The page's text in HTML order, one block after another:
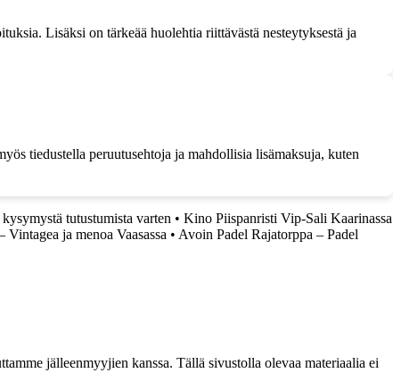
Lisäksi on tärkeää huolehtia riittävästä nesteytyksestä ja
tiedustella peruutusehtoja ja mahdollisia lisämaksuja, kuten
tutustumista varten • Kino Piispanristi Vip-Sali Kaarinassa
Vintagea ja menoa Vaasassa • Avoin Padel Rajatorppa – Padel
jälleenmyyjien kanssa. Tällä sivustolla olevaa materiaalia ei